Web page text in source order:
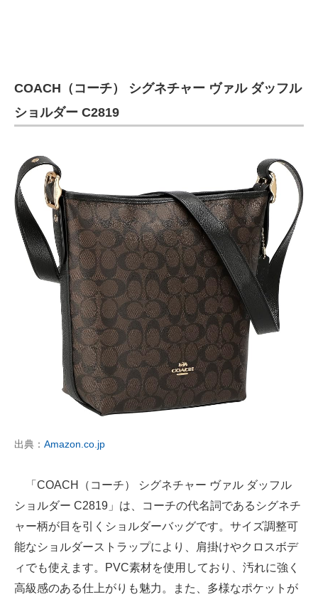
COACH（コーチ） シグネチャー ヴァル ダッフル
ショルダー C2819
出典： Amazon.co.jp
「COACH（コーチ） シグネチャー ヴァル ダッフル
ショルダー C2819」は、コーチの代名詞であるシグネチ
ャー柄が目を引くショルダーバッグです。サイズ調整可
能なショルダーストラップにより、肩掛けやクロスボデ
ィでも使えます。PVC素材を使用しており、汚れに強く
高級感のある仕上がりも魅力。また、多様なポケットが